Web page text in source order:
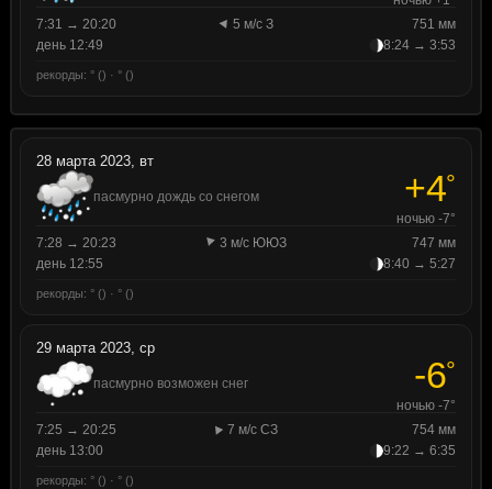
7:31 → 20:20
5 м/с З
751 мм
день 12:49
8:24 → 3:53
рекорды: ° () · ° ()
28 марта 2023, вт
пасмурно дождь со снегом +4°
ночью -7°
7:28 → 20:23
3 м/с ЮЮЗ
747 мм
день 12:55
8:40 → 5:27
рекорды: ° () · ° ()
29 марта 2023, ср
пасмурно возможен снег -6°
ночью -7°
7:25 → 20:25
7 м/с СЗ
754 мм
день 13:00
9:22 → 6:35
рекорды: ° () · ° ()